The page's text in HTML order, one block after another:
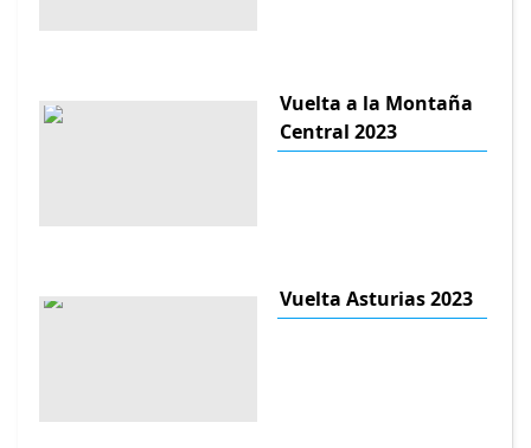
Vuelta a la Montaña
Central 2023
Vuelta Asturias 2023